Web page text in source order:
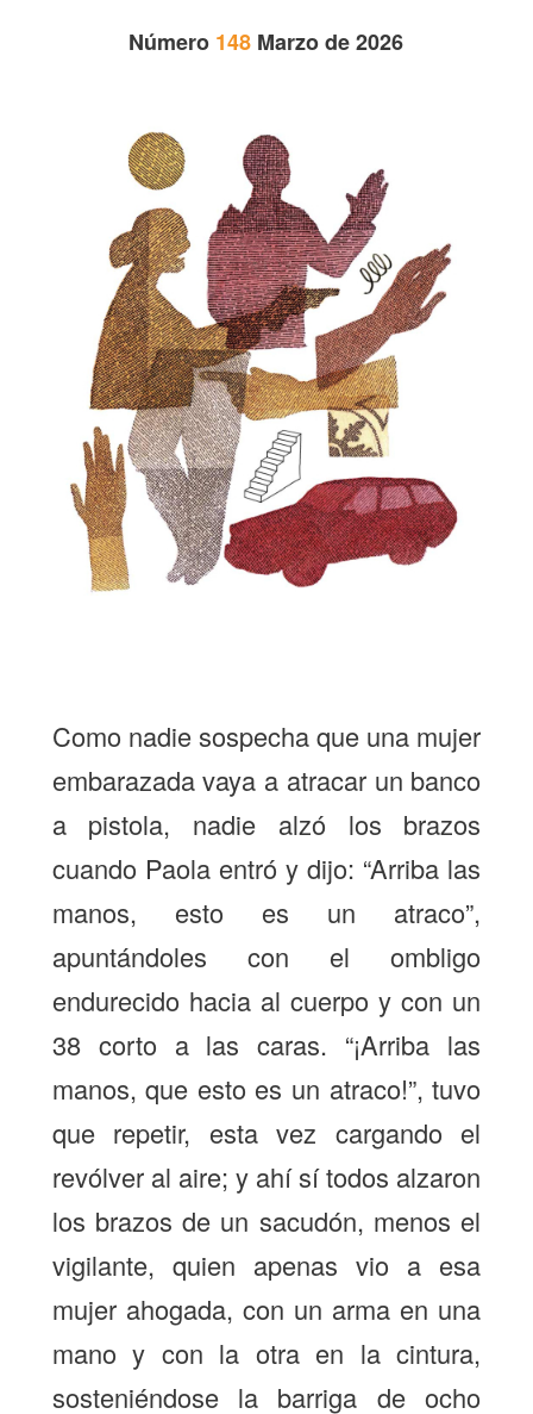
Número 148 Marzo de 2026
Como nadie sospecha que una mujer
embarazada vaya a atracar un banco
a pistola, nadie alzó los brazos
cuando Paola entró y dijo: “Arriba las
manos, esto es un atraco”,
apuntándoles con el ombligo
endurecido hacia al cuerpo y con un
38 corto a las caras. “¡Arriba las
manos, que esto es un atraco!”, tuvo
que repetir, esta vez cargando el
revólver al aire; y ahí sí todos alzaron
los brazos de un sacudón, menos el
vigilante, quien apenas vio a esa
mujer ahogada, con un arma en una
mano y con la otra en la cintura,
sosteniéndose la barriga de ocho